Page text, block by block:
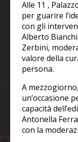
Alle 11 ,
per guarire
con gli
Alberto
Zerbini,
valore della
persona.
A
un’occasione
capacità
Antonella
con la